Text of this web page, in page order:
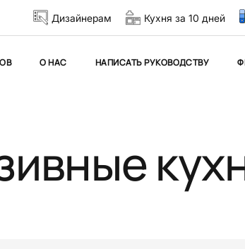
Дизайнерам Кухня за 10 дней
О НАС НАПИСАТЬ РУКОВОДСТВУ